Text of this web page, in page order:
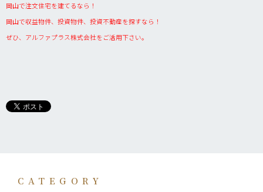
岡山で注文住宅を建てるなら！
岡山で収益物件、投資物件、投資不動産を探すなら！
ぜひ、アルファプラス株式会社をご活用下さい。
CATEGORY